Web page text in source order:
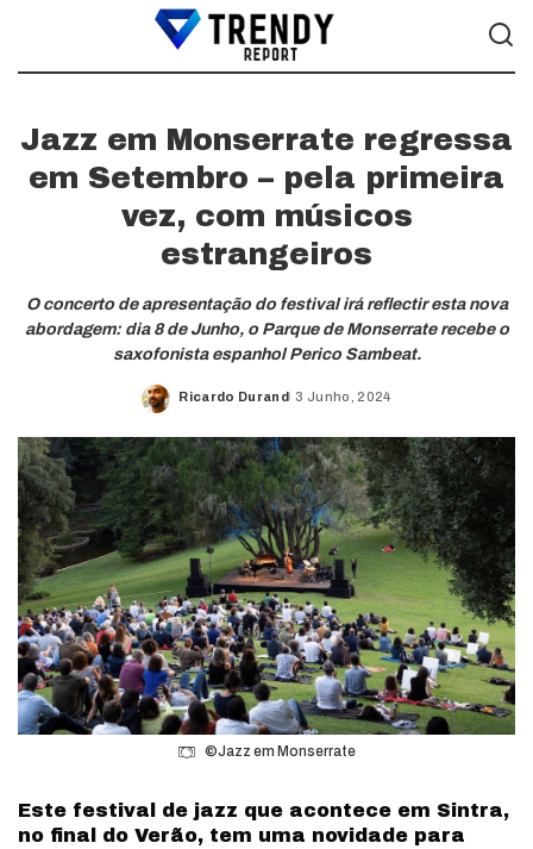
Jazz em Monserrate regressa
em Setembro – pela primeira
vez, com músicos
estrangeiros
O concerto de apresentação do festival irá reflectir esta nova
abordagem: dia 8 de Junho, o Parque de Monserrate recebe o
saxofonista espanhol Perico Sambeat.
Posted
Ricardo Durand 3 Junho, 2024
©Jazz em Monserrate
Este festival de jazz que acontece em Sintra,
no final do Verão, tem uma novidade para